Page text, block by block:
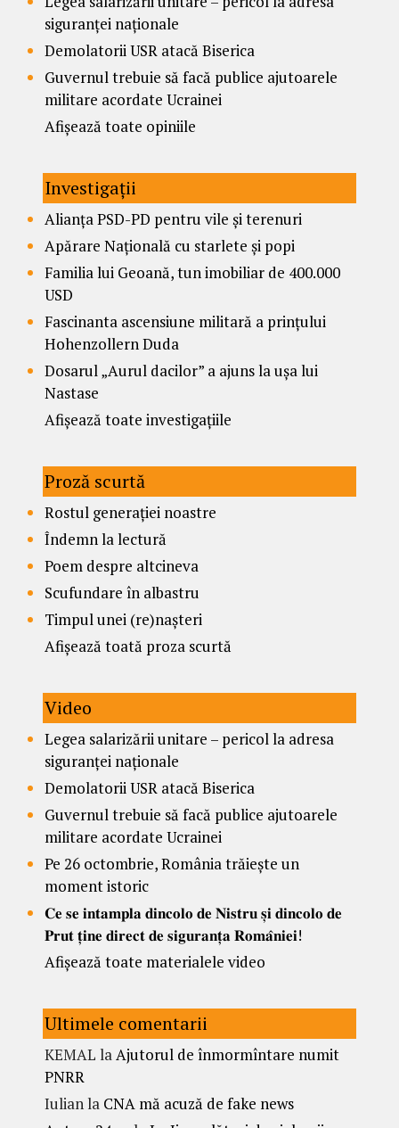
siguranței naționale
Demolatorii USR atacă Biserica
Guvernul trebuie să facă publice ajutoarele
militare acordate Ucrainei
Afișează toate opiniile
Investigații
Alianța PSD-PD pentru vile și terenuri
Apărare Națională cu starlete și popi
Familia lui Geoană, tun imobiliar de 400.000
USD
Fascinanta ascensiune militară a prințului
Hohenzollern Duda
Dosarul „Aurul dacilor” a ajuns la ușa lui
Nastase
Afișează toate investigațiile
Proză scurtă
Rostul generației noastre
Îndemn la lectură
Poem despre altcineva
Scufundare în albastru
Timpul unei (re)nașteri
Afișează toată proza scurtă
Video
Legea salarizării unitare – pericol la adresa
siguranței naționale
Demolatorii USR atacă Biserica
Guvernul trebuie să facă publice ajutoarele
militare acordate Ucrainei
Pe 26 octombrie, România trăiește un
moment istoric
𝐂𝐞 𝐬𝐞 𝐢𝐧𝐭𝐚𝐦𝐩𝐥𝐚 𝐝𝐢𝐧𝐜𝐨𝐥𝐨 𝐝𝐞 𝐍𝐢𝐬𝐭𝐫𝐮 𝐬̦𝐢 𝐝𝐢𝐧𝐜𝐨𝐥𝐨 𝐝𝐞
𝐏𝐫𝐮𝐭 𝐭̦𝐢𝐧𝐞 𝐝𝐢𝐫𝐞𝐜𝐭 𝐝𝐞 𝐬𝐢𝐠𝐮𝐫𝐚𝐧𝐭̦𝐚 𝐑𝐨𝐦𝐚̂𝐧𝐢𝐞𝐢!
Afișează toate materialele video
Ultimele comentarii
KEMAL laAjutorul de înmormîntare numit
PNRR
Iulianla CNA mă acuză de fake news